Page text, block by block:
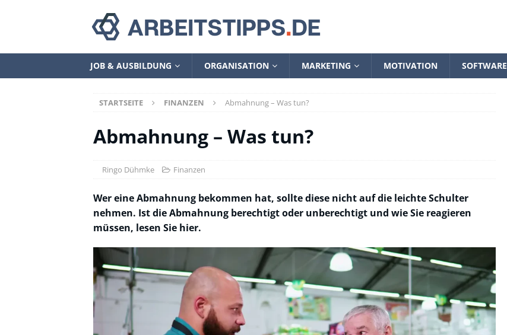
JOB & AUSBILDUNG ORGANISATION MARKETING MOTIVATION SOFTWARE
STARTSEITE FINANZEN Abmahnung – Was tun?
Abmahnung – Was tun?
Ringo Dühmke Finanzen
Wer eine Abmahnung bekommen hat, sollte diese nicht auf die leichte Schulter
nehmen. Ist die Abmahnung berechtigt oder unberechtigt und wie Sie reagieren
müssen, lesen Sie hier.